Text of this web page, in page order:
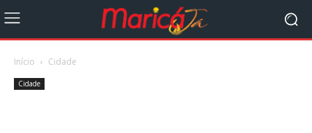
Início Cidade
Cidade